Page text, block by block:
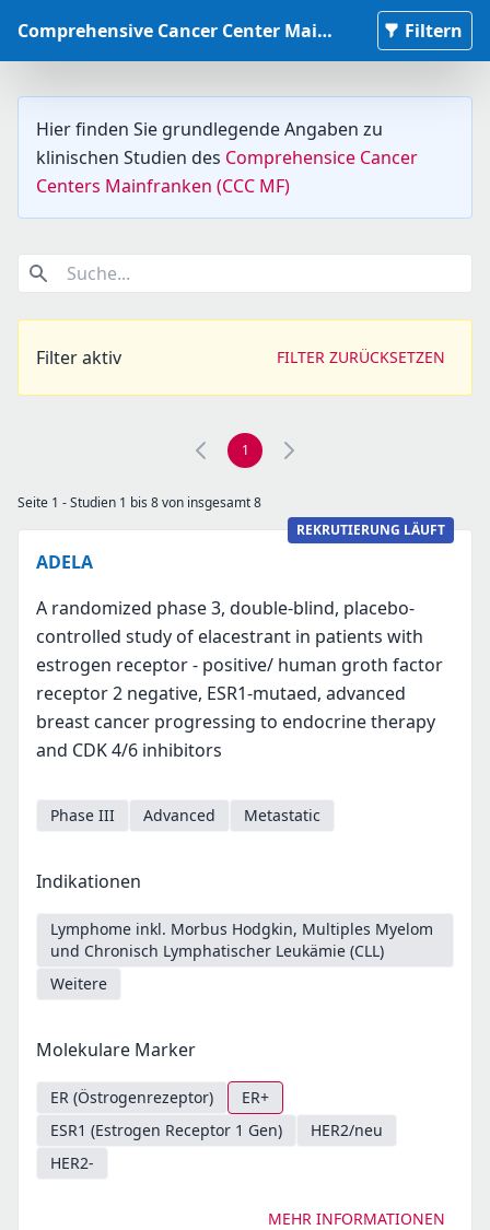
Comprehensive Cancer Center Mainfranken Studiendatenbank Filtern
Hier finden Sie grundlegende Angaben zu
klinischen Studien des Comprehensice Cancer
Centers Mainfranken (CCC MF)
Suche...
Filter aktiv FILTER ZURÜCKSETZEN
1
Seite 1 - Studien 1 bis 8 von insgesamt 8
REKRUTIERUNG LÄUFT
ADELA
A randomized phase 3, double-blind, placebo-
controlled study of elacestrant in patients with
estrogen receptor - positive/ human groth factor
receptor 2 negative, ESR1-mutaed, advanced
breast cancer progressing to endocrine therapy
and CDK 4/6 inhibitors
Phase III Advanced Metastatic
Indikationen
Lymphome inkl. Morbus Hodgkin, Multiples Myelom
und Chronisch Lymphatischer Leukämie (CLL)
Weitere
Molekulare Marker
ER (Östrogenrezeptor)
ER+
ESR1 (Estrogen Receptor 1 Gen)
HER2/neu
HER2-
MEHR INFORMATIONEN